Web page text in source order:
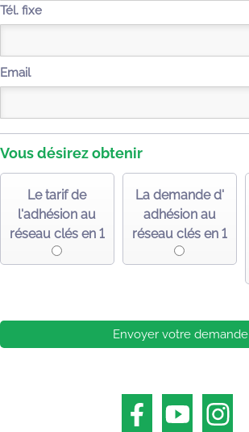
Tél. fixe
Email
Vous désirez obtenir
Le tarif de
l'adhésion au
réseau clés en 1
La demande d'
adhésion au
réseau clés en 1
Envoyer votre demande